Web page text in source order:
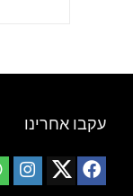
עקבו אחרינו